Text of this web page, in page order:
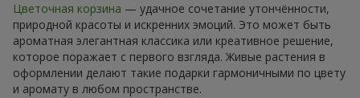
Цветочная корзина — удачное сочетание утончённости,
природной красоты и искренних эмоций. Это может быть
ароматная элегантная классика или креативное решение,
которое поражает с первого взгляда. Живые растения в
оформлении делают такие подарки гармоничными по цвету
и аромату в любом пространстве.